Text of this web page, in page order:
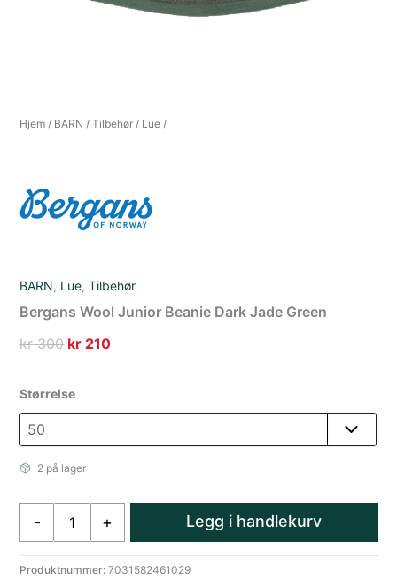
Hjem / BARN /Tilbehør / Lue /
BARN, Lue,Tilbehør
Bergans Wool Junior Beanie Dark Jade Green
kr300 Opprinnelig
var:
kr 300.
kr 210Nåværende
kr 210.
Størrelse
2 på lager
-
Beanie
+ Legg i handlekurv
Produktnummer:7031582461029